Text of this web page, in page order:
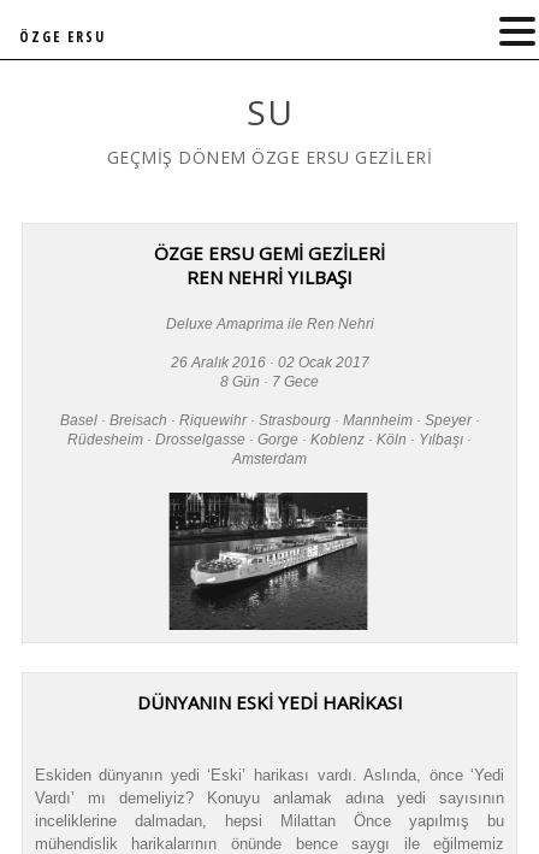
SU
GEÇMİŞ DÖNEM ÖZGE ERSU GEZİLERİ
ÖZGE ERSU GEMİ GEZİLERİ
REN NEHRİ YILBAŞI
Deluxe Amaprima ile Ren Nehri
26 Aralık 2016 · 02 Ocak 2017
8 Gün · 7 Gece
Basel · Breisach · Riquewihr · Strasbourg · Mannheim · Speyer ·
Rüdesheim · Drosselgasse · Gorge · Koblenz · Köln · Yılbaşı ·
Amsterdam
DÜNYANIN ESKİ YEDİ HARİKASI
Eskiden dünyanın yedi ‘Eski’ harikası vardı. Aslında, önce ‘Yedi
Vardı’ mı demeliyiz? Konuyu anlamak adına yedi sayısının
inceliklerine dalmadan, hepsi Milattan Önce yapılmış bu
mühendislik harikalarının önünde bence saygı ile eğilmemiz
ÖZGE ERSU